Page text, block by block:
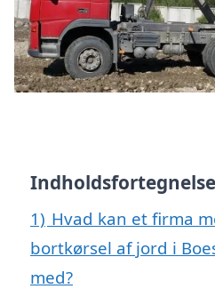
Indholdsfortegnelse
1) Hvad kan et firma
bortkørsel af jord i
med?